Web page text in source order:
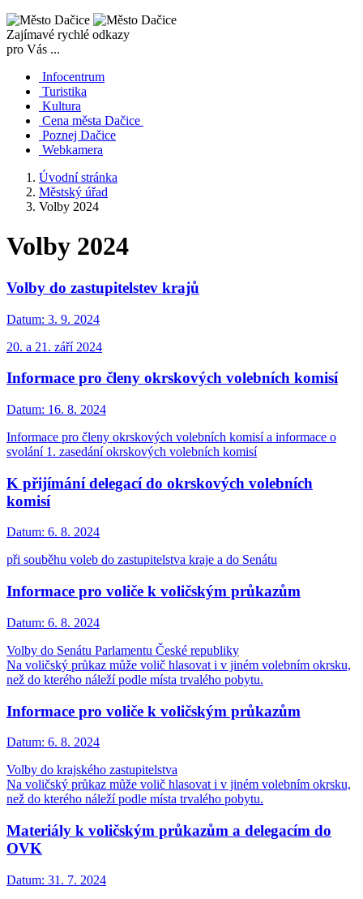
Zajímavé rychlé odkazy
pro Vás ...
Infocentrum
Turistika
Kultura
Cena města Dačice
Poznej Dačice
Webkamera
Úvodní stránka
Městský úřad
Volby 2024
Volby 2024
Volby do zastupitelstev krajů
Datum: 3. 9. 2024
20. a 21. září 2024
Informace pro členy okrskových volebních komisí
Datum: 16. 8. 2024
Informace pro členy okrskových volebních komisí a informace o
svolání 1. zasedání okrskových volebních komisí
K přijímání delegací do okrskových volebních
komisí
Datum: 6. 8. 2024
při souběhu voleb do zastupitelstva kraje a do Senátu
Informace pro voliče k voličským průkazům
Datum: 6. 8. 2024
Volby do Senátu Parlamentu České republiky
Na voličský průkaz může volič hlasovat i v jiném volebním okrsku,
než do kterého náleží podle místa trvalého pobytu.
Informace pro voliče k voličským průkazům
Datum: 6. 8. 2024
Volby do krajského zastupitelstva
Na voličský průkaz může volič hlasovat i v jiném volebním okrsku,
než do kterého náleží podle místa trvalého pobytu.
Materiály k voličským průkazům a delegacím do
OVK
Datum: 31. 7. 2024